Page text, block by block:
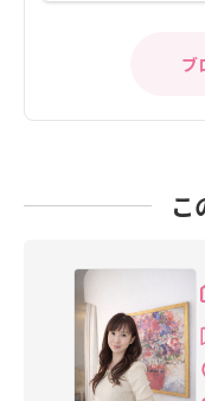
ブ
こ